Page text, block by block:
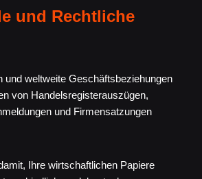
und Rechtliche
und weltweite Geschäftsbeziehungen
von Handelsregisterauszügen,
und Firmensatzungen
Ihre wirtschaftlichen Papiere